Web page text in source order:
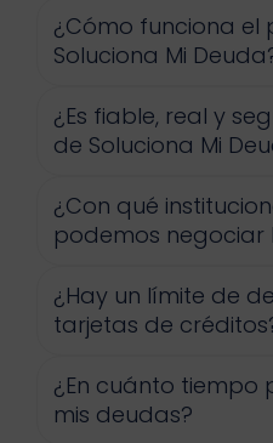
¿Cómo funciona
Soluciona Mi
¿Es fiable, real y
de Soluciona Mi
¿Con qué
podemos negociar
¿Hay un límite de
tarjetas de
¿En cuánto tiempo
mis deudas?